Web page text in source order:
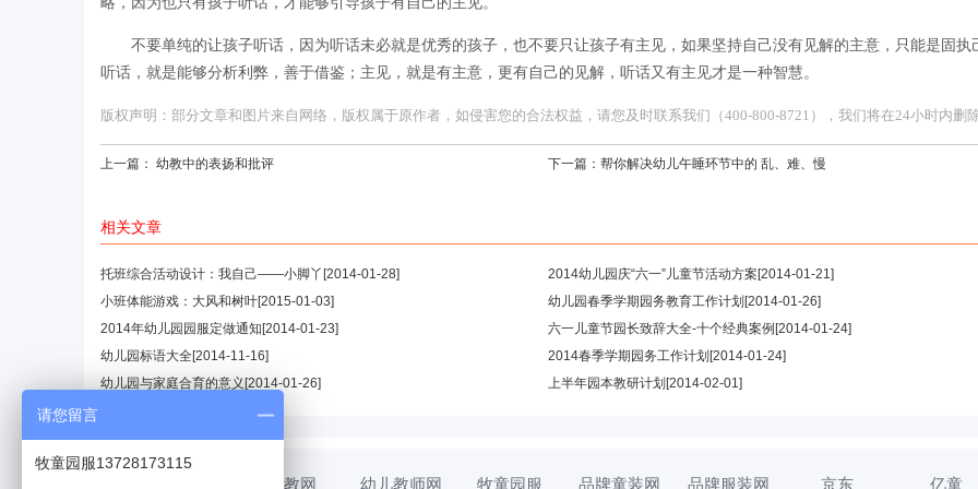
不要单纯的让孩子听话，因为听话未必就是优秀的孩子，也不要只让孩子有主见，如果坚持自己没有见解的主意，只能是固执
听话，就是能够分析利弊，善于借鉴；主见，就是有主意，更有自己的见解，听话又有主见才是一种智慧。
版权声明：部分文章和图片来自网络，版权属于原作者，如侵害您的合法权益，请您及时联系我们（400-800-8721），我们将在24小时内删除
上一篇： 幼教中的表扬和批评 下一篇： 帮你解决幼儿午睡环节中的 乱、难、慢
相关文章
托班综合活动设计：我自己——小脚丫 [2014-01-28] 2014幼儿园庆“六一”儿童节活动方案 [2014-01-21]
小班体能游戏：大风和树叶[2015-01-03] 幼儿园春季学期园务教育工作计划 [2014-01-26]
2014年幼儿园园服定做通知 [2014-01-23] 六一儿童节园长致辞大全-十个经典案例 [2014-01-24]
幼儿园标语大全[2014-11-16] 2014春季学期园务工作计划 [2014-01-24]
幼儿园与家庭合育的意义 [2014-01-26] 上半年园本教研计划 [2014-02-01]
幼教网 幼儿教师网 牧童园服 品牌童装网 品牌服装网 京东 亿童
请您留言
牧童园服13728173115